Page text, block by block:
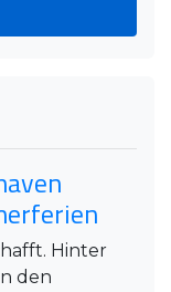
Hinter
den